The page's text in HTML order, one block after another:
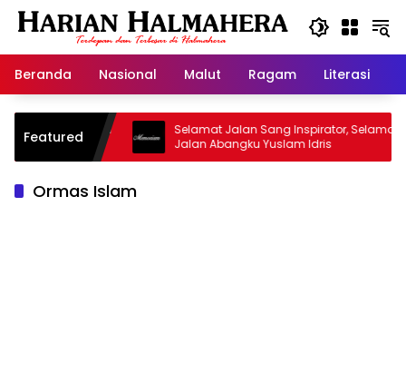
Langsung
Beranda
Nasional Malut Ragam Literasi
Featured
Warisan
Selamat Jalan Sang Inspirator, Selamat
Jalan Abangku Yuslam Idris
Ormas Islam